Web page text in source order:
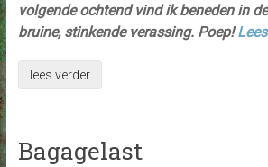
volgende ochtend vind ik beneden in
bruine, stinkende verassing. Poep!
lees verder
Bagagelast